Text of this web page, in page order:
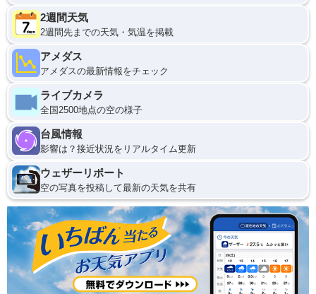
2週間天気
2週間先までの天気・気温を掲載
アメダス
アメダスの最新情報をチェック
ライブカメラ
全国2500地点の空の様子
台風情報
影響は？接近状況をリアルタイム更新
ウェザーリポート
空の写真を投稿して最新の天気を共有